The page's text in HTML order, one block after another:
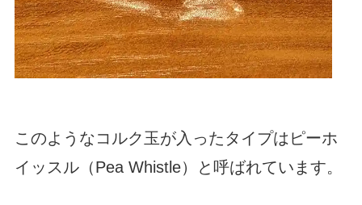
このようなコルク玉が入ったタイプはピーホ
イッスル（Pea Whistle）と呼ばれています。